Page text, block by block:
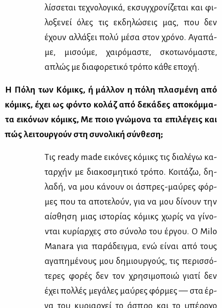
λίσ­σε­ται τε­χνο­λο­γι­κά, εκ­συγ­χρο­νί­ζε­ται και φι­
λο­ξε­νεί όλες τις εκ­δη­λώ­σεις μας, που δεν
έχουν αλ­λά­ξει πο­λύ μέ­σα στον χρό­νο. Αγα­πά­
με, μι­σού­με, χαι­ρό­μα­στε, σκο­τω­νό­μα­στε,
απλώς με δια­φο­ρε­τι­κό τρό­πο κά­θε επο­χή.
Η Πό­λη των Κό­μικς, ή μάλ­λον η πό­λη πλα­σμέ­νη από
κό­μικς, έχει ως φό­ντο κο­λάζ από δε­κά­δες απο­κόμ­μα­
τα ει­κό­νων κό­μικς, Με ποιο γνώ­μο­να τα επι­λέ­γεις και
πώς λει­τουρ­γούν στη συ­νο­λι­κή σύν­θε­ση;
Τις ready made ει­κό­νες κό­μικς τις δια­λέ­γω κα­
ταρ­χήν με δια­κο­σμη­τι­κό τρό­πο. Κοι­τά­ζω, δη­
λα­δή, να μου κά­νουν οι άσπρες-μαύ­ρες φόρ­
μες που τα απο­τε­λούν, για να μου δί­νουν την
αί­σθη­ση μιας ιστο­ρί­ας κό­μικς χω­ρίς να γί­νο­
νται κυ­ρί­αρ­χες στο σύ­νο­λο του έρ­γου. Ο Milo
Manara για πα­ρά­δειγ­μα, ενώ εί­ναι από τους
αγα­πη­μέ­νους μου δη­μιουρ­γούς, τις πε­ρισ­σό­
τε­ρες φο­ρές δεν τον χρη­σι­μο­ποιώ για­τί δεν
έχει πολ­λές με­γά­λες μαύ­ρες φόρ­μες — στα έρ­
γα του κυ­ριαρ­χεί το άσπρο και το υπέ­ρο­χο